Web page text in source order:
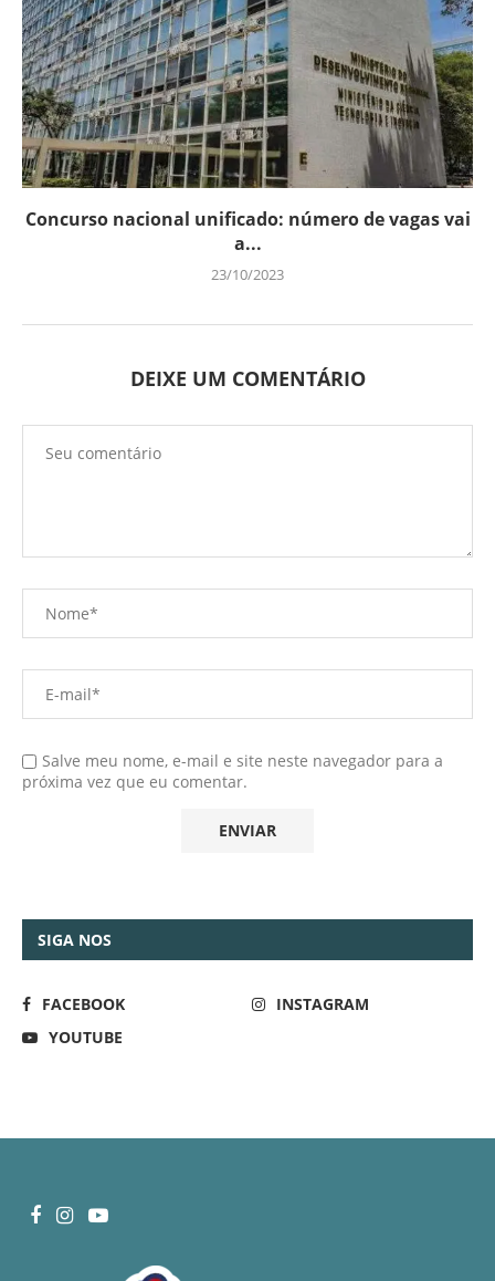
Concurso nacional unificado: número de vagas vai
a...
23/10/2023
DEIXE UM COMENTÁRIO
Salve meu nome, e-mail e site neste navegador para a
próxima vez que eu comentar.
SIGA NOS
FACEBOOK
INSTAGRAM
YOUTUBE